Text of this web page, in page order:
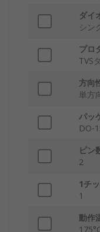
ダイ
シン
プロ
TVS
方向
単方
パッ
DO-
ピン
2
1チ
1
動作